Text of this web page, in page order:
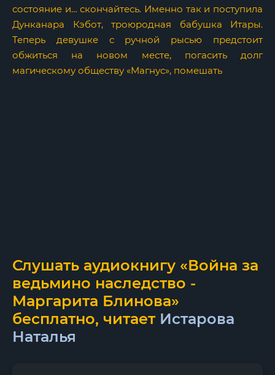
состояние и… скончайтесь. Именно так и поступила
Дунканара Кэбот, троюродная бабушка Итары.
Теперь девушке с ручной рысью предстоит
обжиться на новом месте, погасить долг
магическому обществу «Магнус», помешать
Слушать аудиокнигу «Война за
ведьмино наследство -
Маргарита Блинова»
бесплатно, читает Истарова
Наталья